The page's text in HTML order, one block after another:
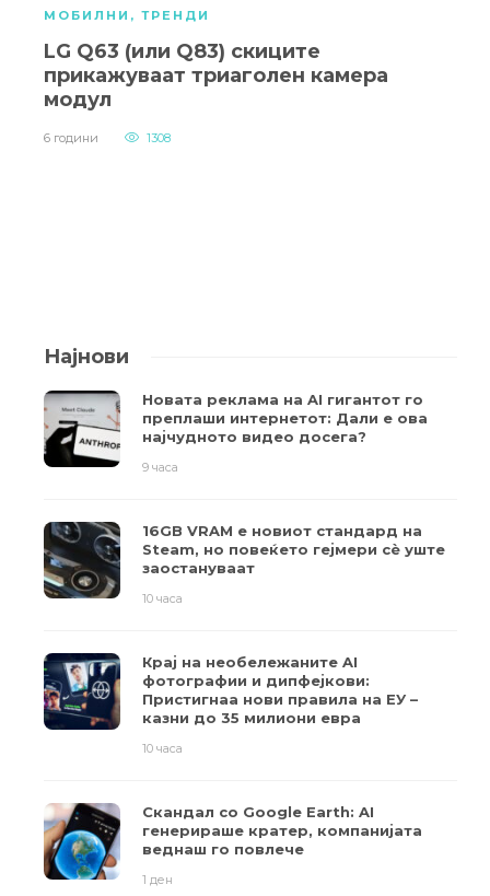
МОБИЛНИ , ТРЕНДИ
LG Q63 (или Q83) скиците
прикажуваат триаголен камера
модул
6 години 1308
Најнови
Новата реклама на AI гигантот го
преплаши интернетот: Дали е ова
најчудното видео досега?
9 часа
16GB VRAM е новиот стандард на
Steam, но повеќето гејмери ​​сè уште
заостануваат
10 часа
Крај на необележаните AI
фотографии и дипфејкови:
Пристигнаа нови правила на ЕУ –
казни до 35 милиони евра
10 часа
Скандал со Google Earth: AI
генерираше кратер, компанијата
веднаш го повлече
1 ден